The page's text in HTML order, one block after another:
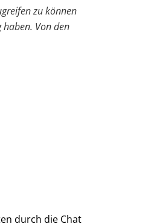
zu können
haben. Von den
durch die Chat